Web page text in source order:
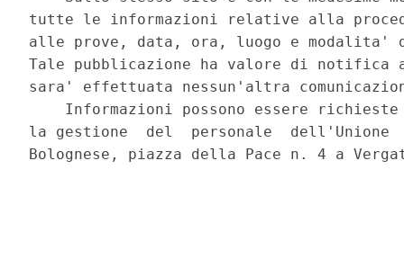
tutte le informazioni relative alla
alle prove, data, ora, luogo e modalita'
Tale pubblicazione ha valore di
sara' effettuata nessun'altra
Informazioni possono essere
la gestione  del  personale  dell'Unione
Bolognese, piazza della Pace n. 4 a